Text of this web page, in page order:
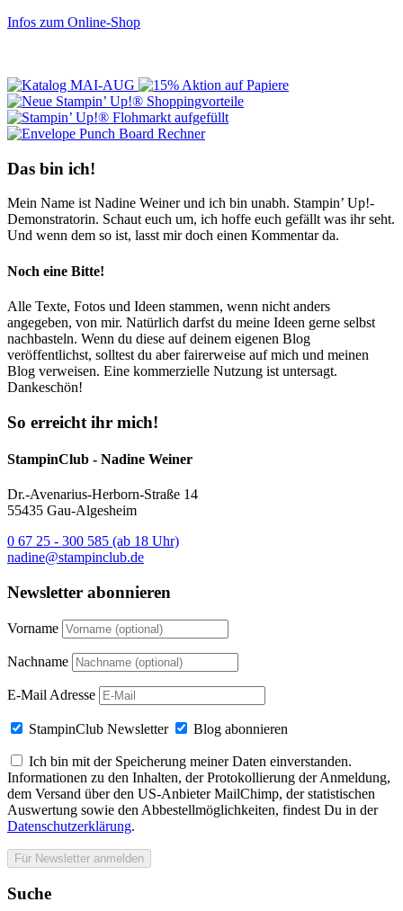
Infos zum Online-Shop
Das bin ich!
Mein Name ist Nadine Weiner und ich bin unabh. Stampin’ Up!-
Demonstratorin. Schaut euch um, ich hoffe euch gefällt was ihr seht.
Und wenn dem so ist, lasst mir doch einen Kommentar da.
Noch eine Bitte!
Alle Texte, Fotos und Ideen stammen, wenn nicht anders
angegeben, von mir. Natürlich darfst du meine Ideen gerne selbst
nachbasteln. Wenn du diese auf deinem eigenen Blog
veröffentlichst, solltest du aber fairerweise auf mich und meinen
Blog verweisen. Eine kommerzielle Nutzung ist untersagt.
Dankeschön!
So erreicht ihr mich!
StampinClub - Nadine Weiner
Dr.-Avenarius-Herborn-Straße 14
55435 Gau-Algesheim
0 67 25 - 300 585 (ab 18 Uhr)
nadine@stampinclub.de
Newsletter abonnieren
Vorname
Nachname
E-Mail Adresse
StampinClub Newsletter Blog abonnieren
Ich bin mit der Speicherung meiner Daten einverstanden.
Informationen zu den Inhalten, der Protokollierung der Anmeldung,
dem Versand über den US-Anbieter MailChimp, der statistischen
Auswertung sowie den Abbestellmöglichkeiten, findest Du in der
Datenschutzerklärung.
Suche